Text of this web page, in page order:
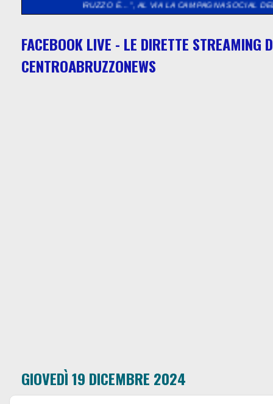
È…”, AL VIA LA CAMPAGNA SOCIAL DEDICATA AGLI
FACEBOOK LIVE - LE DIRETTE STREAMING
CENTROABRUZZONEWS
GIOVEDÌ 19 DICEMBRE 2024